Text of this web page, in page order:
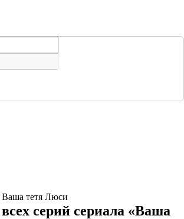
Ваша тетя Люси
серий сериала «Ваша